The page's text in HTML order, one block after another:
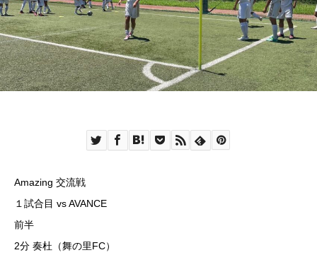
Amazing 交流戦
１試合目 vs AVANCE
前半
2分 奏杜（舞の里FC）